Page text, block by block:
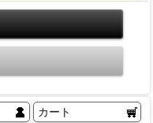
カート